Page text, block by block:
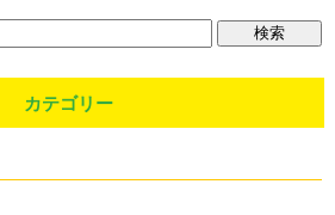
カテゴリー